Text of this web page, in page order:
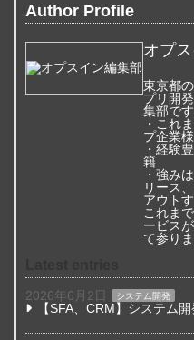
Author Profile
オプ
東京都
プリ開
集部です
・これ
プ企業
・経験
籍
・強み
リース
アウト
これま
ービス
て参りま
2026年6月2日 システム開発
【SFA、CRM】システム